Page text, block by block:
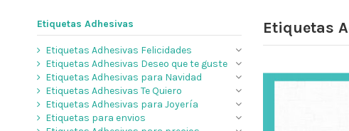
Etiquetas
Etiquetas Adhesivas
Etiquetas Adhesivas Felicidades
Etiquetas Adhesivas Deseo que te guste
Etiquetas Adhesivas para Navidad
Etiquetas Adhesivas Te Quiero
Etiquetas Adhesivas para Joyería
Etiquetas para envios